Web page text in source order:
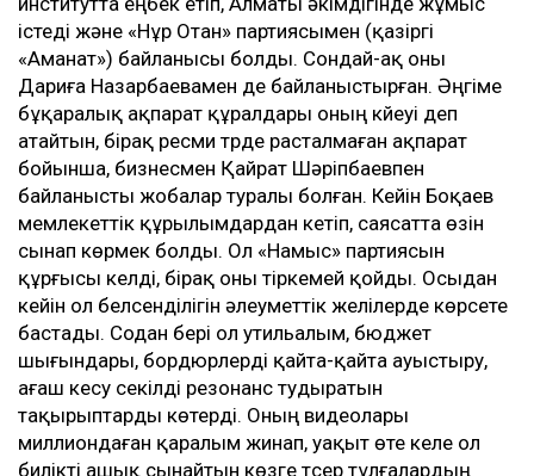
істеді және «Нұр Отан» партиясымен (қазіргі
«Аманат») байланысы болды. Сондай-ақ оны
Дариға Назарбаевамен де байланыстырған. Әңгіме
бұқаралық ақпарат құралдары оның күйеуі деп
атайтын, бірақ ресми түрде расталмаған ақпарат
бойынша, бизнесмен Қайрат Шәріпбаевпен
байланысты жобалар туралы болған. Кейін Боқаев
мемлекеттік құрылымдардан кетіп, саясатта өзін
сынап көрмек болды. Ол «Намыс» партиясын
құрғысы келді, бірақ оны тіркемей қойды. Осыдан
кейін ол белсенділігін әлеуметтік желілерде көрсете
бастады. Содан бері ол утильалым, бюджет
шығындары, бордюрлерді қайта-қайта ауыстыру,
ағаш кесу секілді резонанс тудыратын
тақырыптарды көтерді. Оның видеолары
миллиондаған қаралым жинап, уақыт өте келе ол
билікті ашық сынайтын көзге түсер тұлғалардың